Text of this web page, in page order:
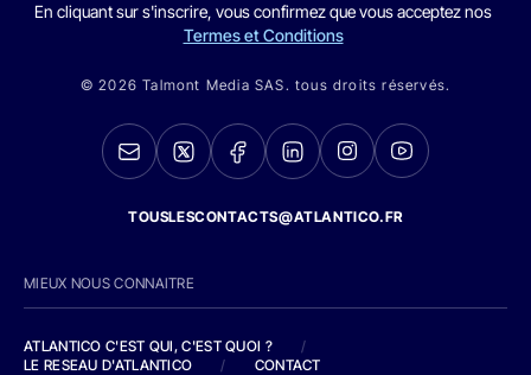
En cliquant sur s'inscrire, vous confirmez que vous acceptez nos
Termes et Conditions
© 2026 Talmont Media SAS. tous droits réservés.
TOUSLESCONTACTS@ATLANTICO.FR
MIEUX NOUS CONNAITRE
ATLANTICO C'EST QUI, C'EST QUOI ?
/
LE RESEAU D'ATLANTICO
/ CONTACT